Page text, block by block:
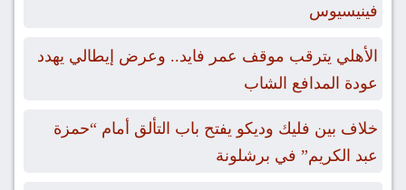
فينيسيوس
الأهلي يترقب موقف عمر فايد.. وعرض إيطالي يهدد
عودة المدافع الشاب
خلاف بين فليك وديكو يفتح باب التألق أمام “حمزة
عبد الكريم” في برشلونة